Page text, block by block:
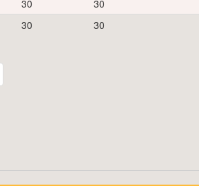
30 30
30 30